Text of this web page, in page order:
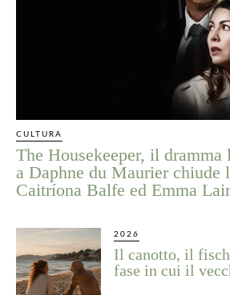
CULTURA
The Housekeeper, il dramma
a Daphne du Maurier chiude
Caitríona Balfe ed Emma
2026
Il canotto, il
fase in cui il